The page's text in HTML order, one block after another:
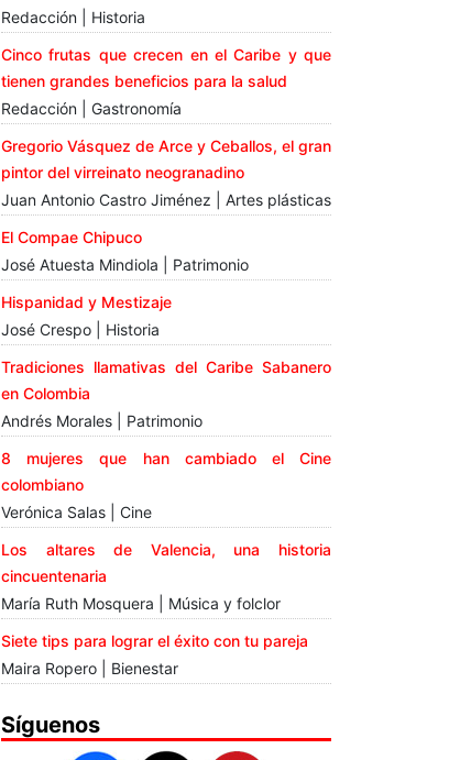
Redacción | Historia
Cinco frutas que crecen en el Caribe y que
tienen grandes beneficios para la salud
Redacción | Gastronomía
Gregorio Vásquez de Arce y Ceballos, el gran
pintor del virreinato neogranadino
Juan Antonio Castro Jiménez | Artes plásticas
El Compae Chipuco
José Atuesta Mindiola | Patrimonio
Hispanidad y Mestizaje
José Crespo | Historia
Tradiciones llamativas del Caribe Sabanero
en Colombia
Andrés Morales | Patrimonio
8 mujeres que han cambiado el Cine
colombiano
Verónica Salas | Cine
Los altares de Valencia, una historia
cincuentenaria
María Ruth Mosquera | Música y folclor
Siete tips para lograr el éxito con tu pareja
Maira Ropero | Bienestar
Síguenos